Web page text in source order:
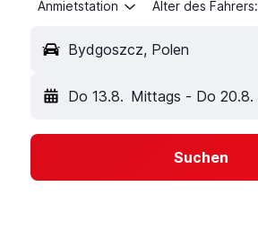
Anmietstation Alter des Fahrers:
Bydgoszcz, Polen
Do 13.8. Mittags - Do 20.8.
Suchen